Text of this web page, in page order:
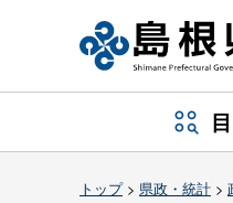
トップ> 県政・統計 >